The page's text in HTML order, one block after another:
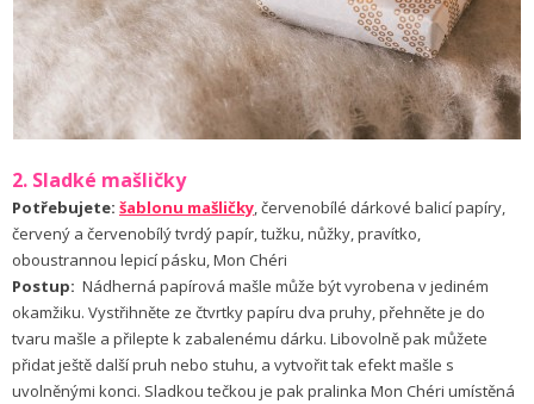
2. Sladké mašličky
Potřebujete: šablonu mašličky, červenobílé dárkové balicí papíry,
červený a červenobílý tvrdý papír, tužku, nůžky, pravítko,
oboustrannou lepicí pásku, Mon Chéri
Postup: Nádherná papírová mašle může být vyrobena v jediném
okamžiku. Vystřihněte ze čtvrtky papíru dva pruhy, přehněte je do
tvaru mašle a přilepte k zabalenému dárku. Libovolně pak můžete
přidat ještě další pruh nebo stuhu, a vytvořit tak efekt mašle s
uvolněnými konci. Sladkou tečkou je pak pralinka Mon Chéri umístěná